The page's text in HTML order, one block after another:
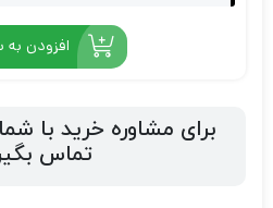
افزودن به
برای مشاوره خرید با
تماس